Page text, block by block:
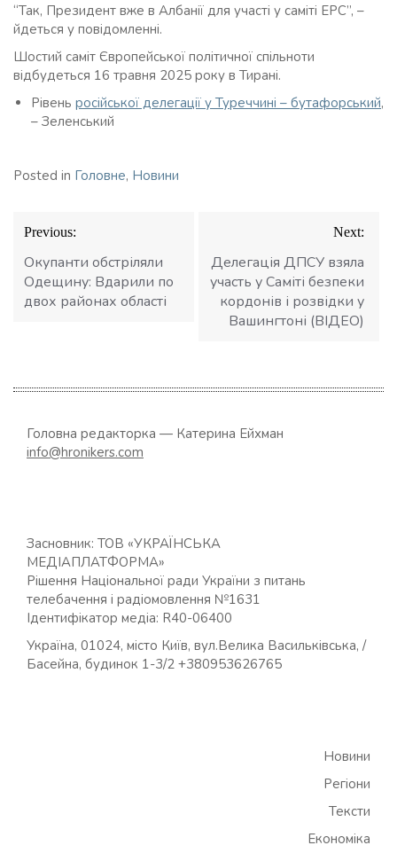
“Так, Президент вже в Албанії для участі у саміті ЕРС”, –
йдеться у повідомленні.
Шостий саміт Європейської політичної спільноти
відбудеться 16 травня 2025 року в Тирані.
Рівень російської делегації у Туреччині – бутафорський,
– Зеленський
Posted in Головне, Новини
Навігація
записів
Previous:
Окупанти обстріляли
Одещину: Вдарили по
двох районах області
Next:
Делегація ДПСУ взяла
участь у Саміті безпеки
кордонів і розвідки у
Вашингтоні (ВІДЕО)
Головна редакторка — Катерина Ейхман
info@hronikers.com
Засновник: ТОВ «УКРАЇНСЬКА
МЕДІАПЛАТФОРМА»
Рішення Національної ради України з питань
телебачення і радіомовлення №1631
Ідентифікатор медіа: R40-06400
Україна, 01024, місто Київ, вул.Велика Васильківська, /
Басейна, будинок 1-3/2 +380953626765
Новини
Регіони
Тексти
Економіка